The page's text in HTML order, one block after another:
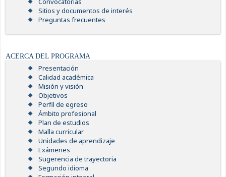
Sitios y documentos de interés
Preguntas frecuentes
ACERCA DEL PROGRAMA
Presentación
Calidad académica
Misión y visión
Objetivos
Perfil de egreso
Ámbito profesional
Plan de estudios
Malla curricular
Unidades de aprendizaje
Exámenes
Sugerencia de trayectoria
Segundo idioma